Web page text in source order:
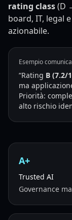
rating class(D
board, IT, legal
azionabile.
Esempio
“Rating B (7.2/
ma
Priorità:
alto rischio
A+
Trusted AI
Governance